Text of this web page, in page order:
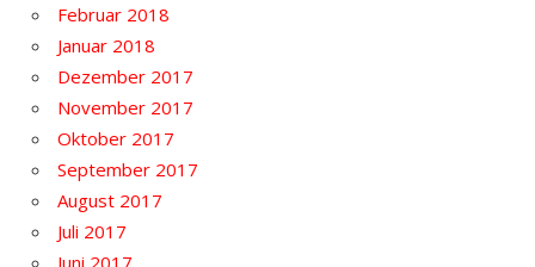
Februar 2018
Januar 2018
Dezember 2017
November 2017
Oktober 2017
September 2017
August 2017
Juli 2017
Juni 2017